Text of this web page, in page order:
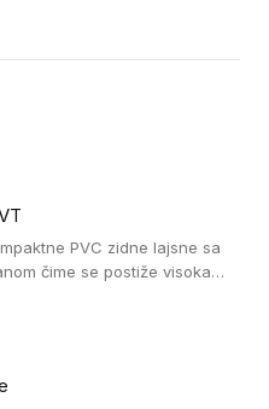
PVC zidne lajsne sa
čime se postiže visoka